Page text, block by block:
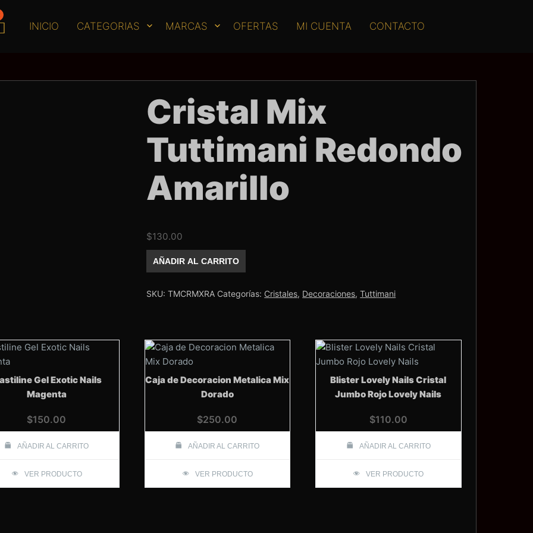
INICIO CATEGORIAS MARCAS OFERTAS MI CUENTA CONTACTO
Cristal Mix
Tuttimani Redondo
Amarillo
$130.00
Mix
Tuttimani
Amarillo
AÑADIR AL CARRITO
SKU:TMCRMXRA Categorías: Cristales, Decoraciones,Tuttimani
Gel Exotic Nails
Magenta
$150.00
AÑADIR AL CARRITO
VER PRODUCTO
Caja de Decoracion Metalica Mix
Dorado
$250.00
AÑADIR AL CARRITO
VER PRODUCTO
Blister Lovely Nails Cristal
Jumbo Rojo Lovely Nails
$110.00
AÑADIR AL CARRITO
VER PRODUCTO